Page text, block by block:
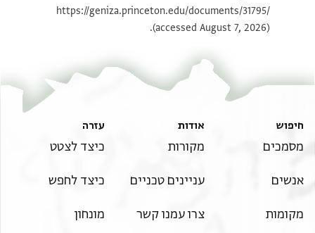
https://geniza.princeton.edu/documents/31795/
(accessed August 7, 2026).
חיפוש
מסמכים
אנשים
מקומות
אודות
מקורות
עניינים טכניים
צרו עמנו קשר
עזרה
כיצד לצטט
כיצד לחפש
מונחון